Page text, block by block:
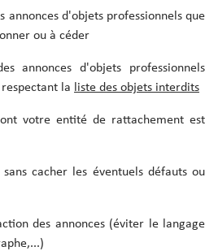
annonces d'objets professionnels que
ou à céder
annonces d'objets professionnels
la
liste des objets interdits
votre entité de rattachement est
cacher les éventuels défauts ou
des annonces (éviter le langage